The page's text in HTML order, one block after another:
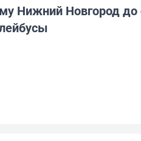
Нижний Новгород до